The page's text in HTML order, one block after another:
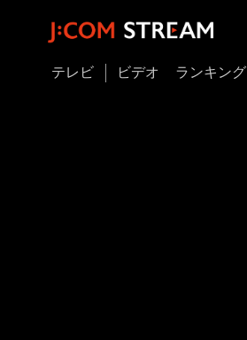
テレビ ビデオ ランキング